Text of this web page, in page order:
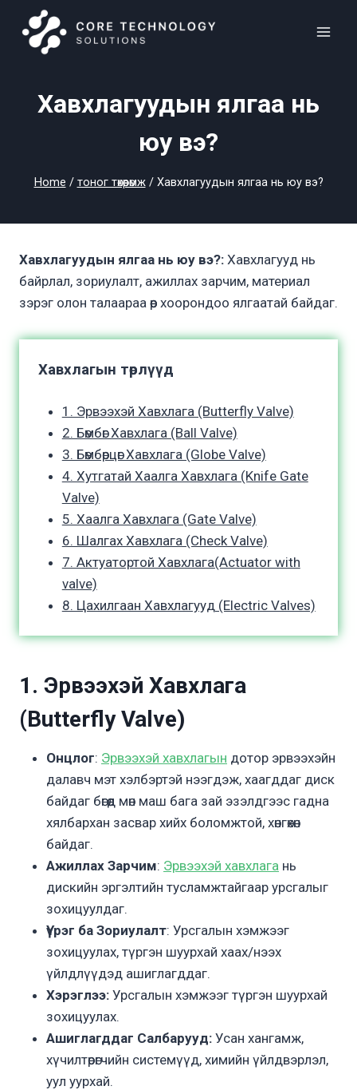
content
Хавхлагуудын ялгаа нь
юу вэ?
Home / тоног төхөөрөмж / Хавхлагуудын ялгаа нь юу вэ?
Хавхлагуудын ялгаа нь юу вэ?: Хавхлагууд нь
байрлал, зориулалт, ажиллах зарчим, материал
зэрэг олон талаараа өөр хоорондоо ялгаатай байдаг.
Хавхлагын төрлүүд
1. Эрвээхэй Хавхлага (Butterfly Valve)
2. Бөмбөг Хавхлага (Ball Valve)
3. Бөмбөрцөг Хавхлага (Globe Valve)
4. Хутгатай Хаалга Хавхлага (Knife Gate
Valve)
5. Хаалга Хавхлага (Gate Valve)
6. Шалгах Хавхлага (Check Valve)
7. Актуатортой Хавхлага(Actuator with
valve)
8. Цахилгаан Хавхлагууд (Electric Valves)
1. Эрвээхэй Хавхлага
(Butterfly Valve)
Онцлог: Эрвээхэй хавхлагын дотор эрвээхэйн
далавч мэт хэлбэртэй нээгдэж, хаагддаг диск
байдаг бөгөөд мөн маш бага зай эзэлдгээс гадна
хялбархан засвар хийх боломжтой, хөнгөхөн
байдаг.
Ажиллах Зарчим: Эрвээхэй хавхлага нь
дискийн эргэлтийн тусламжтайгаар урсгалыг
зохицуулдаг.
Үүрэг ба Зориулалт: Урсгалын хэмжээг
зохицуулах, түргэн шуурхай хаах/нээх
үйлдлүүдэд ашиглагддаг.
Хэрэглээ: Урсгалын хэмжээг түргэн шуурхай
зохицуулах.
Ашиглагддаг Салбарууд: Усан хангамж,
хүчилтөрөгчийн системүүд, химийн үйлдвэрлэл,
уул уурхай.